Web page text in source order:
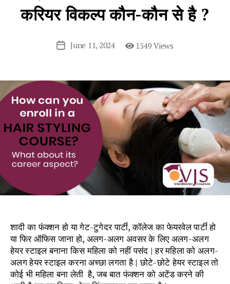
करियर विकल्प कौन-कौन से है ?
PostJune 11, 2024 1549 Views
शादी का फंक्शन हो या गेट-टुगेदर पार्टी, कॉलेज का फेयरवेल पार्टी हो
या फिर ऑफिस जाना हो, अलग-अलग अवसर के लिए अलग-अलग
हेयर स्टाइल बनाना किस महिला को नहीं पसंद | हर महिला को अलग-
अलग हेयर स्टाइल करना अच्छा लगता है | छोटे-छोटे हेयर स्टाइल तो
कोई भी महिला बना लेती है, जब बात फंक्शन को अटेंड करने की